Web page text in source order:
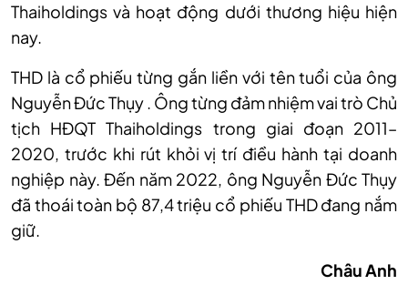
Thaiholdings và hoạt động dưới thương hiệu hiện
nay.
THD là cổ phiếu từng gắn liền với tên tuổi của ông
Nguyễn Đức Thụy . Ông từng đảm nhiệm vai trò Chủ
tịch HĐQT Thaiholdings trong giai đoạn 2011–
2020, trước khi rút khỏi vị trí điều hành tại doanh
nghiệp này. Đến năm 2022, ông Nguyễn Đức Thụy
đã thoái toàn bộ 87,4 triệu cổ phiếu THD đang nắm
giữ.
Châu Anh